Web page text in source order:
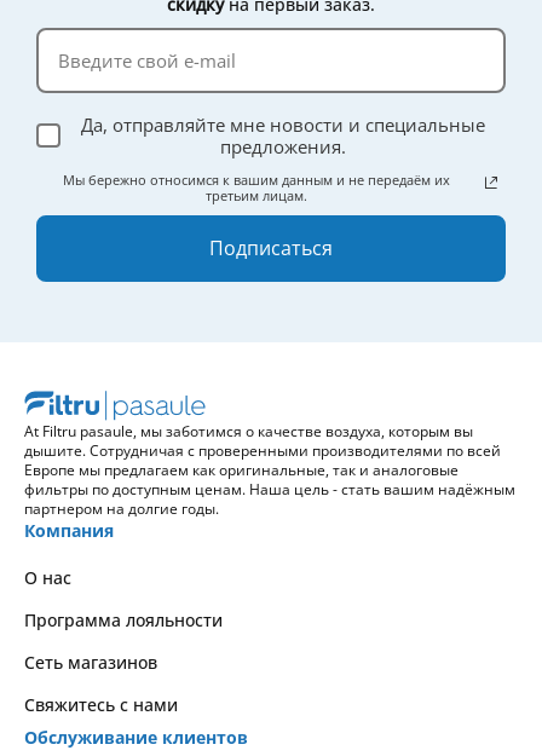
эффективности.
Да, отправляйте мне новости и специальные
предложения.
Мы бережно относимся к вашим данным и не передаём их
третьим лицам.
Подписаться
At Filtru pasaule, мы заботимся о качестве воздуха, которым вы
дышите. Сотрудничая с проверенными производителями по всей
Европе мы предлагаем как оригинальные, так и аналоговые
фильтры по доступным ценам. Наша цель - стать вашим надёжным
партнером на долгие годы.
Компания
О нас
Программа лояльности
Сеть магазинов
Свяжитесь с нами
Обслуживание клиентов